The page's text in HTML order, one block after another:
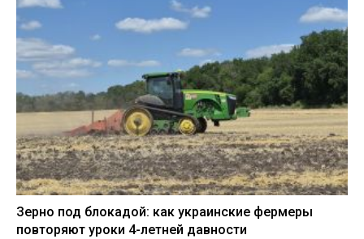
Зерно под блокадой: как украинские фермеры
повторяют уроки 4-летней давности